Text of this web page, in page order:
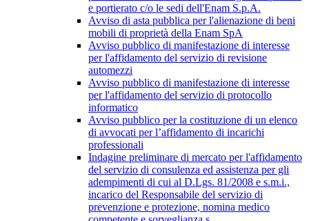
e portierato c/o le sedi dell'Enam S.p.A.
Avviso di asta pubblica per l'alienazione di beni
mobili di proprietà della Enam SpA
Avviso pubblico di manifestazione di interesse
per l'affidamento del servizio di revisione
automezzi
Avviso pubblico di manifestazione di interesse
per l'affidamento del servizio di protocollo
informatico
Avviso pubblico per la costituzione di un elenco
di avvocati per l’affidamento di incarichi
professionali
Indagine preliminare di mercato per l'affidamento
del servizio di consulenza ed assistenza per gli
adempimenti di cui al D.Lgs. 81/2008 e s.m.i.,
incarico del Responsabile del servizio di
prevenzione e protezione, nomina medico